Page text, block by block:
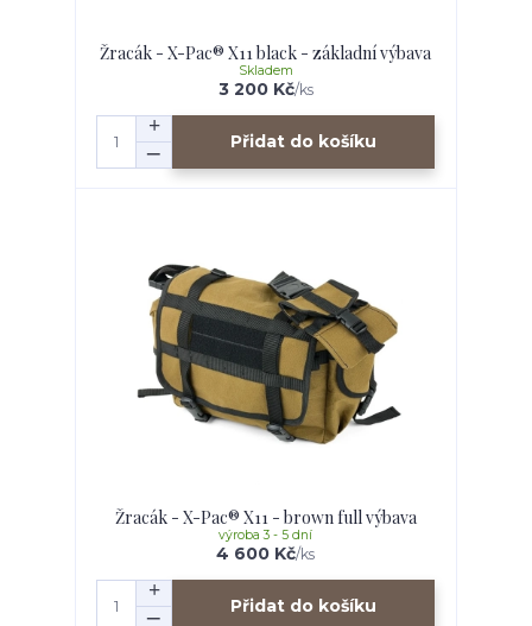
Žracák - X-Pac® X11 black - základní výbava
3 200 Kč/ks
Skladem
Přidat do košíku
Žracák - X-Pac® X11 - brown full výbava
4 600 Kč/ks
výroba 3 - 5 dní
Přidat do košíku